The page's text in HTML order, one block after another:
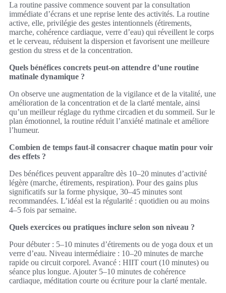
La routine passive commence souvent par la consultation
immédiate d’écrans et une reprise lente des activités. La routine
active, elle, privilégie des gestes intentionnels (étirements,
marche, cohérence cardiaque, verre d’eau) qui réveillent le corps
et le cerveau, réduisent la dispersion et favorisent une meilleure
gestion du stress et de la concentration.
Quels bénéfices concrets peut‑on attendre d’une routine
matinale dynamique ?
On observe une augmentation de la vigilance et de la vitalité, une
amélioration de la concentration et de la clarté mentale, ainsi
qu’un meilleur réglage du rythme circadien et du sommeil. Sur le
plan émotionnel, la routine réduit l’anxiété matinale et améliore
l’humeur.
Combien de temps faut‑il consacrer chaque matin pour voir
des effets ?
Des bénéfices peuvent apparaître dès 10–20 minutes d’activité
légère (marche, étirements, respiration). Pour des gains plus
significatifs sur la forme physique, 30–45 minutes sont
recommandées. L’idéal est la régularité : quotidien ou au moins
4–5 fois par semaine.
Quels exercices ou pratiques inclure selon son niveau ?
Pour débuter : 5–10 minutes d’étirements ou de yoga doux et un
verre d’eau. Niveau intermédiaire : 10–20 minutes de marche
rapide ou circuit corporel. Avancé : HIIT court (10 minutes) ou
séance plus longue. Ajouter 5–10 minutes de cohérence
cardiaque, méditation courte ou écriture pour la clarté mentale.